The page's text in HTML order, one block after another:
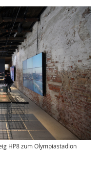
HP8 zum Olympiastadion